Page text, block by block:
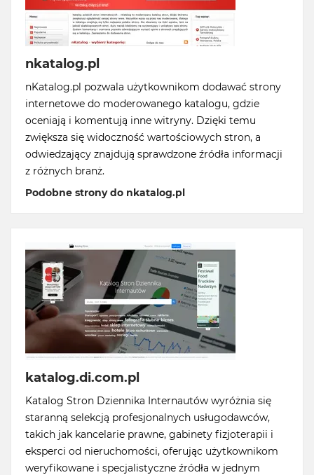
nkatalog.pl
nKatalog.pl pozwala użytkownikom dodawać strony
internetowe do moderowanego katalogu, gdzie
oceniają i komentują inne witryny. Dzięki temu
zwiększa się widoczność wartościowych stron, a
odwiedzający znajdują sprawdzone źródła informacji
z różnych branż.
Podobne strony do nkatalog.pl
katalog.di.com.pl
Katalog Stron Dziennika Internautów wyróżnia się
staranną selekcją profesjonalnych usługodawców,
takich jak kancelarie prawne, gabinety fizjoterapii i
eksperci od nieruchomości, oferując użytkownikom
weryfikowane i specjalistyczne źródła w jednym